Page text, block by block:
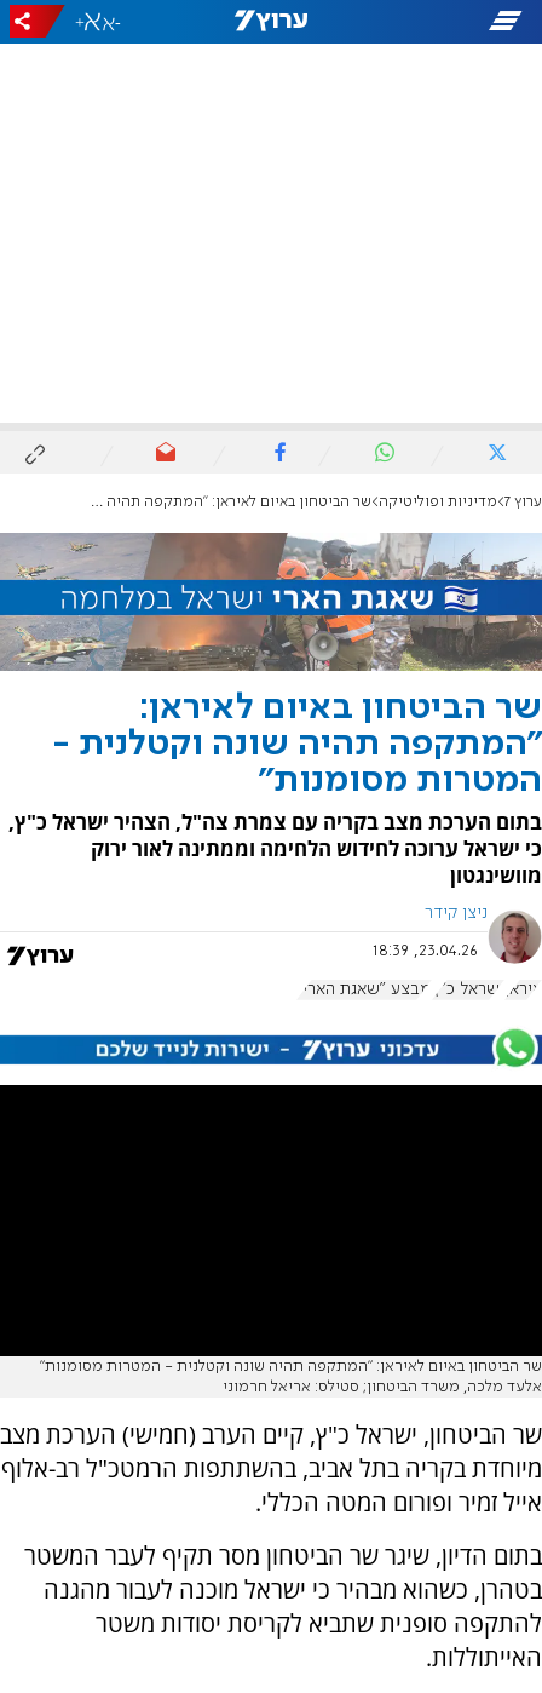
-
+
ערוץ 7 מדיניות ופוליטיקה שר הביטחון באיום לאיראן: "המתקפה תהיה שונה וקטלנית - המטרות מסומנות"
שר הביטחון באיום לאיראן:
"המתקפה תהיה שונה וקטלנית -
המטרות מסומנות"
בתום הערכת מצב בקריה עם צמרת צה"ל, הצהיר ישראל כ"ץ,
כי ישראל ערוכה לחידוש הלחימה וממתינה לאור ירוק
מוושינגטון
ניצן קידר
23.04.26, 18:39
איראן ישראל כ"ץ מבצע "שאגת הארי"
שר הביטחון באיום לאיראן: "המתקפה תהיה שונה וקטלנית - המטרות מסומנות"
אלעד מלכה, משרד הביטחון; סטילס: אריאל חרמוני
שר הביטחון, ישראל כ"ץ, קיים הערב (חמישי) הערכת מצב
מיוחדת בקריה בתל אביב, בהשתתפות הרמטכ"ל רב-אלוף
אייל זמיר ופורום המטה הכללי.
בתום הדיון, שיגר שר הביטחון מסר תקיף לעבר המשטר
בטהרן, כשהוא מבהיר כי ישראל מוכנה לעבור מהגנה
להתקפה סופנית שתביא לקריסת יסודות משטר
האייתוללות.